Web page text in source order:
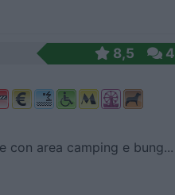
8,5 4
con area camping e bung...